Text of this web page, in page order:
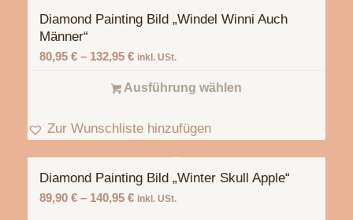
Diamond Painting Bild „Windel Winni Auch
Männer“
80,95 €– 132,95 € inkl. USt.
Ausführung wählen
Zur Wunschliste hinzufügen
Diamond Painting Bild „Winter Skull Apple“
89,90 €– 140,95 € inkl. USt.